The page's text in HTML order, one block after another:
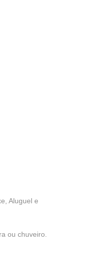
Aluguel e
ou chuveiro.